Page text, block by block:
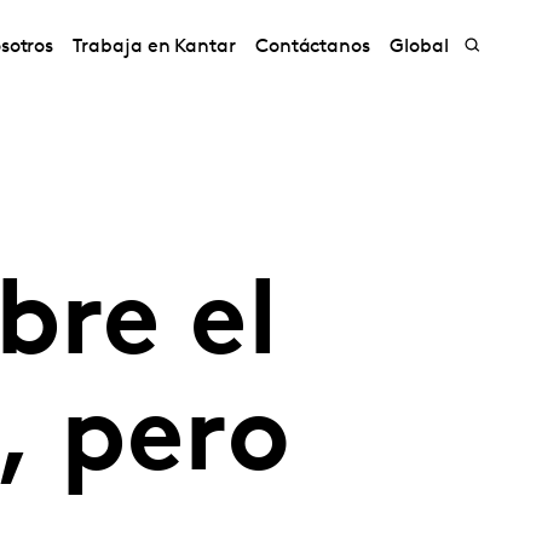
Trabaja en Kantar Contáctanos Global
el
pero